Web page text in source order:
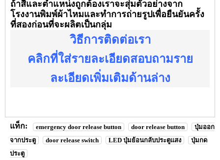
ถ้าสีและตำแหน่งถูกต้องเราจะสุ่มตัวอย่างจาก
โรงงานพิมพ์ผ้าไหมและทำการถ่ายรูปเพื่อยืนยันครั้ง
ที่สองก่อนที่จะผลิตเป็นกลุ่ม
วิธีการติดต่อเรา
คลิกที่ใส่รายละเอียดสอบถามราย
ละเอียดเพิ่มเติมด้านล่าง
แท็ก: emergency door release button door release button
ปุ่มออก
จากประตู
door release switch LED ปุ่มย้อนกลับประตูแสง
ปุ่มกด
ประตู